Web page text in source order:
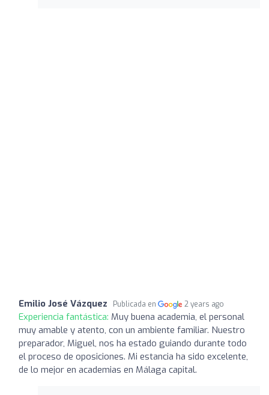
Emilio José Vázquez Publicada en 2 years ago
Experiencia fantástica: Muy buena academia, el personal
muy amable y atento, con un ambiente familiar. Nuestro
preparador, Miguel, nos ha estado guiando durante todo
el proceso de oposiciones. Mi estancia ha sido excelente,
de lo mejor en academias en Málaga capital.